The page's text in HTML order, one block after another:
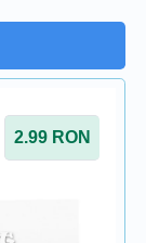
2.99 RON